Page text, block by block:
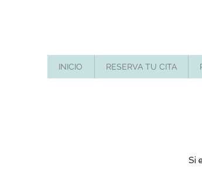
INICIO RESERVA TU CITA
Si